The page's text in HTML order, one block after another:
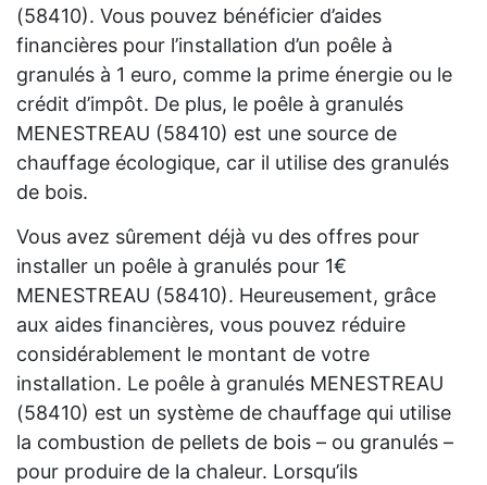
(58410). Vous pouvez bénéficier d’aides
financières pour l’installation d’un poêle à
granulés à 1 euro, comme la prime énergie ou le
crédit d’impôt. De plus, le poêle à granulés
MENESTREAU (58410) est une source de
chauffage écologique, car il utilise des granulés
de bois.
Vous avez sûrement déjà vu des offres pour
installer un poêle à granulés pour 1€
MENESTREAU (58410). Heureusement, grâce
aux aides financières, vous pouvez réduire
considérablement le montant de votre
installation. Le poêle à granulés MENESTREAU
(58410) est un système de chauffage qui utilise
la combustion de pellets de bois – ou granulés –
pour produire de la chaleur. Lorsqu’ils